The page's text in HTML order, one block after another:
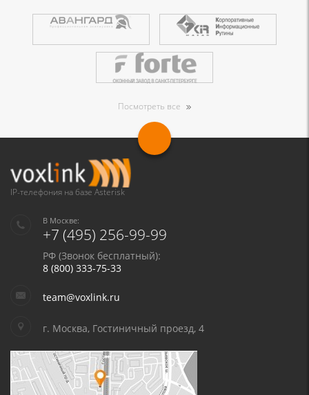
Посмотреть все
IP-телефония на базе Asterisk
В Москве:
+7 (495) 256-99-99
РФ (Звонок бесплатный):
8 (800) 333-75-33
team@voxlink.ru
г. Москва, Гостиничный проезд, 4